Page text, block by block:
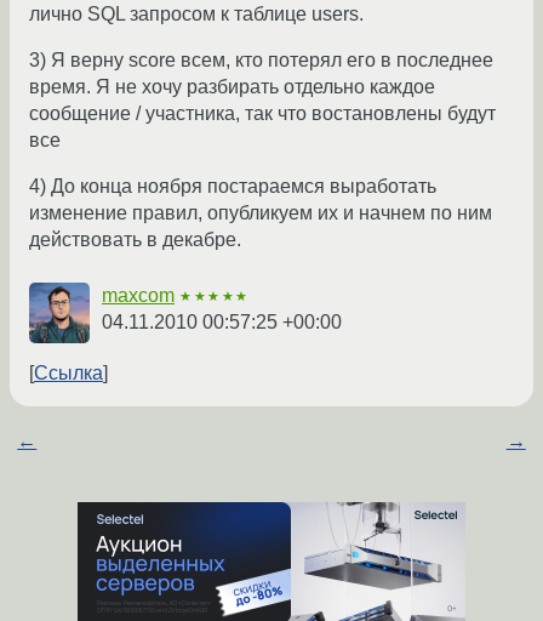
лично SQL запросом к таблице users.
3) Я верну score всем, кто потерял его в последнее
время. Я не хочу разбирать отдельно каждое
сообщение / участника, так что востановлены будут
все
4) До конца ноября постараемся выработать
изменение правил, опубликуем их и начнем по ним
действовать в декабре.
maxcom ★★★★★
04.11.2010 00:57:25 +00:00
Ссылка
← →